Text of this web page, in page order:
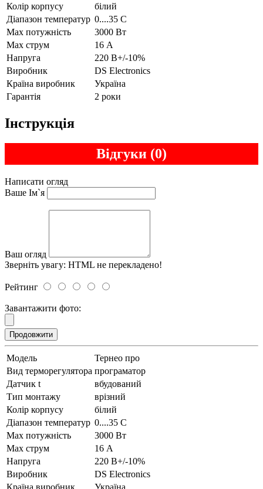
Колір корпусу
білий
Діапазон температур 0....35 С
Max потужність
3000 Вт
Max струм
16 А
Напруга
220 В+/-10%
Виробник
DS Electronics
Країна виробник
Україна
Гарантія
2 роки
Інструкція
Відгуки (0)
Написати огляд
Ваше Ім`я
Ваш огляд
Зверніть увагу: HTML не перекладено!
Рейтинг
Завантажити фото:
Продовжити
Модель
Тернео про
Вид терморегулятора програматор
Датчик t
вбудований
Тип монтажу
врізний
Колір корпусу
білий
Діапазон температур 0....35 С
Max потужність
3000 Вт
Max струм
16 А
Напруга
220 В+/-10%
Виробник
DS Electronics
Країна виробник
Україна